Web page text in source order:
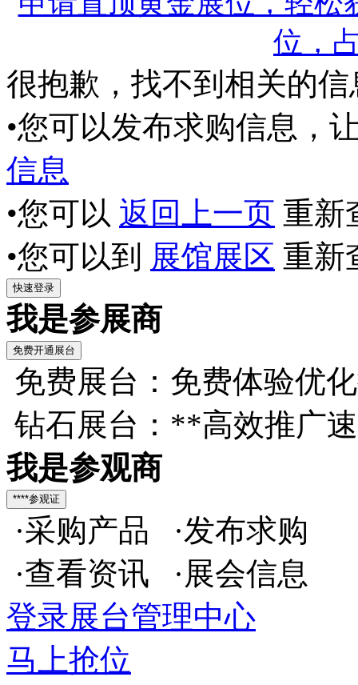
位，
很抱歉，找不到相关的信
•您可以发布求购信息，
信息
•您可以 返回上一页 重新
•您可以到 展馆展区 重新
我是参展商
免费展台：免费体验优
钻石展台：**高效推广
我是参观商
·采购产品 ·发布求购
·查看资讯 ·展会信息
登录展台管理中心
马上抢位